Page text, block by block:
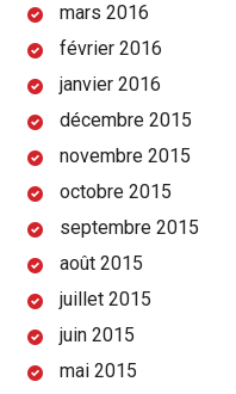
mars 2016
février 2016
janvier 2016
décembre 2015
novembre 2015
octobre 2015
septembre 2015
août 2015
juillet 2015
juin 2015
mai 2015